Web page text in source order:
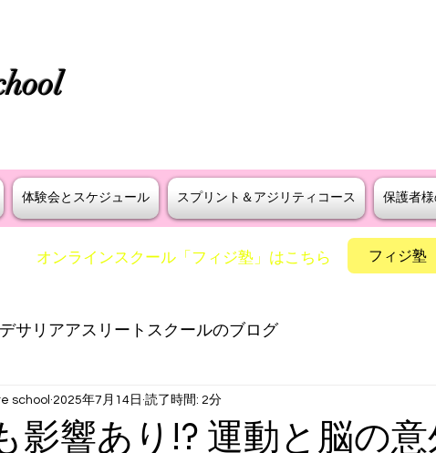
体験会とスケジュール スプリント＆アジリティコース 保護者
​オンラインスクール「フィジ塾」はこちら フィジ塾
デサリアアスリートスクールのブログ
影響あり!? 運動と脳の
school 2025年7月14日 読了時間: 2分